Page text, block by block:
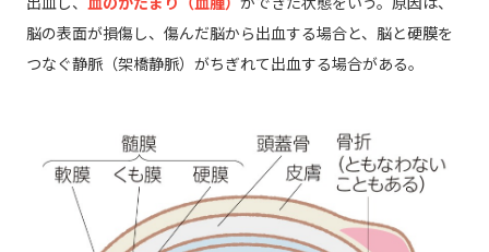
脳の表面が損傷し、傷んだ脳から出血する場合と、脳と硬膜を
つなぐ静脈（架橋静脈）がちぎれて出血する場合がある。